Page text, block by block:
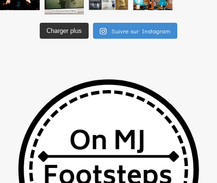
Charger plus Suivre sur Instagram